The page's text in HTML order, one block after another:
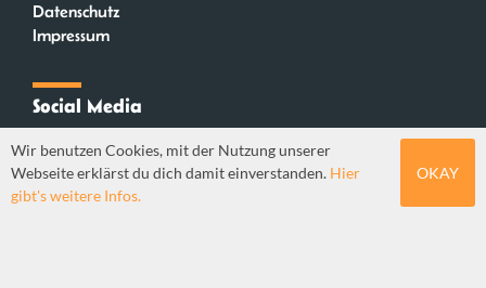
Datenschutz
Impressum
Social Media
Mastodon
Wir benutzen Cookies, mit der Nutzung unserer
Webseite erklärst du dich damit einverstanden. Hier
gibt's weitere Infos.
OKAY